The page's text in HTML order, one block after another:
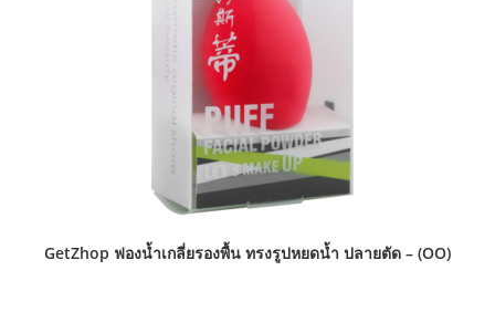
GetZhop ฟองน้ำเกลี่ยรองพื้น ทรงรูปหยดน้ำ ปลายตัด – (OO)